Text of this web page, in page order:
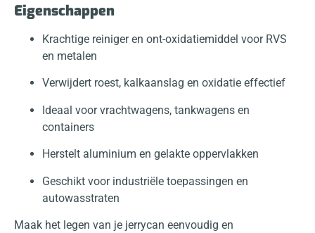
Eigenschappen
Krachtige reiniger en ont-oxidatiemiddel voor RVS
en metalen
Verwijdert roest, kalkaanslag en oxidatie effectief
Ideaal voor vrachtwagens, tankwagens en
containers
Herstelt aluminium en gelakte oppervlakken
Geschikt voor industriële toepassingen en
autowasstraten
Maak het legen van je jerrycan eenvoudig en